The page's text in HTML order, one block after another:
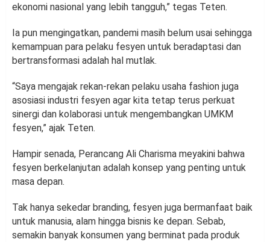
ekonomi nasional yang lebih tangguh,” tegas Teten.
Ia pun mengingatkan, pandemi masih belum usai sehingga
kemampuan para pelaku fesyen untuk beradaptasi dan
bertransformasi adalah hal mutlak.
“Saya mengajak rekan-rekan pelaku usaha fashion juga
asosiasi industri fesyen agar kita tetap terus perkuat
sinergi dan kolaborasi untuk mengembangkan UMKM
fesyen,” ajak Teten.
Hampir senada, Perancang Ali Charisma meyakini bahwa
fesyen berkelanjutan adalah konsep yang penting untuk
masa depan.
Tak hanya sekedar branding, fesyen juga bermanfaat baik
untuk manusia, alam hingga bisnis ke depan. Sebab,
semakin banyak konsumen yang berminat pada produk